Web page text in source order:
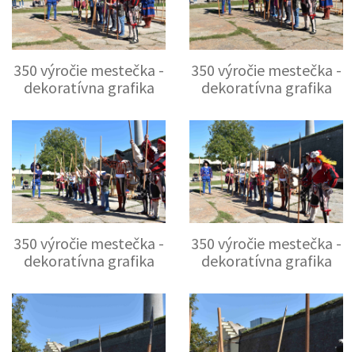
350 výročie mestečka -
dekoratívna grafika
350 výročie mestečka -
dekoratívna grafika
350 výročie mestečka -
dekoratívna grafika
350 výročie mestečka -
dekoratívna grafika